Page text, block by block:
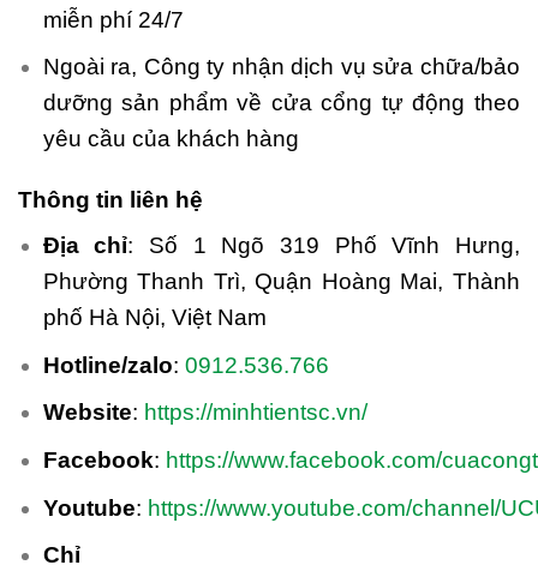
miễn phí 24/7
Ngoài ra, Công ty nhận dịch vụ sửa chữa/bảo
dưỡng sản phẩm về cửa cổng tự động theo
yêu cầu của khách hàng
Thông tin liên hệ
Địa chỉ: Số 1 Ngõ 319 Phố Vĩnh Hưng,
Phường Thanh Trì, Quận Hoàng Mai, Thành
phố Hà Nội, Việt Nam
Hotline/zalo: 0912.536.766
Website: https://minhtientsc.vn/
Facebook: https://www.facebook.com/
Youtube: https://www.youtube.com/channel/
Chỉ